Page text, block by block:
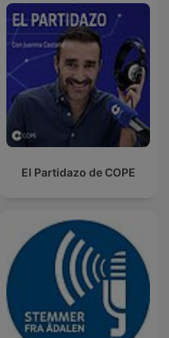
El Partidazo de COPE